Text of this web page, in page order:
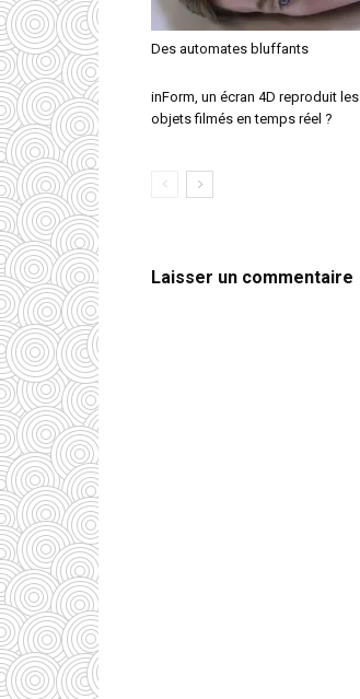
Des automates bluffants
inForm, un écran 4D reproduit les
objets filmés en temps réel ?
Laisser un commentaire